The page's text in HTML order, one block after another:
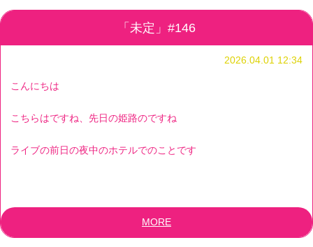
「未定」#146
2026.04.01 12:34
こんにちは
こちらはですね、先日の姫路のですね
ライブの前日の夜中のホテルでのことです
MORE